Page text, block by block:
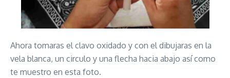
Ahora tomaras el clavo oxidado y con el dibujaras en la
vela blanca, un circulo y una flecha hacia abajo así como
te muestro en esta foto.